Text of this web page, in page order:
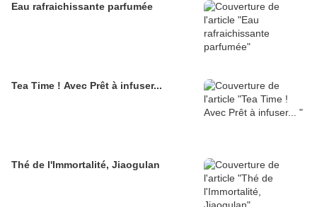
Eau rafraichissante parfumée
Tea Time ! Avec Prêt à infuser...
Thé de l'Immortalité, Jiaogulan